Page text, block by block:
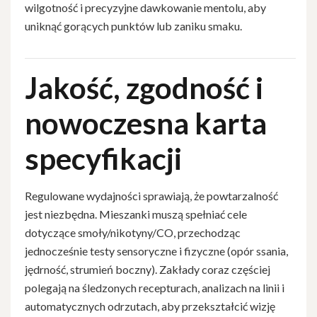
wilgotność i precyzyjne dawkowanie mentolu, aby
uniknąć gorących punktów lub zaniku smaku.
Jakość, zgodność i
nowoczesna karta
specyfikacji
Regulowane wydajności sprawiają, że powtarzalność
jest niezbędna. Mieszanki muszą spełniać cele
dotyczące smoły/nikotyny/CO, przechodząc
jednocześnie testy sensoryczne i fizyczne (opór ssania,
jędrność, strumień boczny). Zakłady coraz częściej
polegają na śledzonych recepturach, analizach na linii i
automatycznych odrzutach, aby przekształcić wizję